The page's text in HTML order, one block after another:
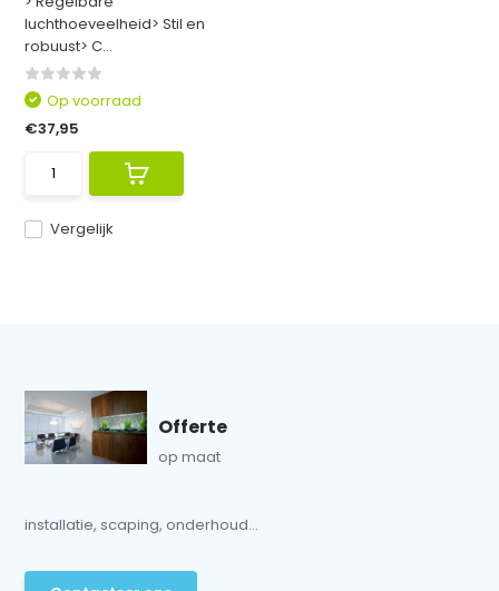
luchthoeveelheid> Stil en
robuust> C...
Vergelijk
Op voorraad
€37,95
Offerte
op maat
installatie, scaping, onderhoud...